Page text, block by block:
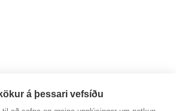
á þessari vefsíðu